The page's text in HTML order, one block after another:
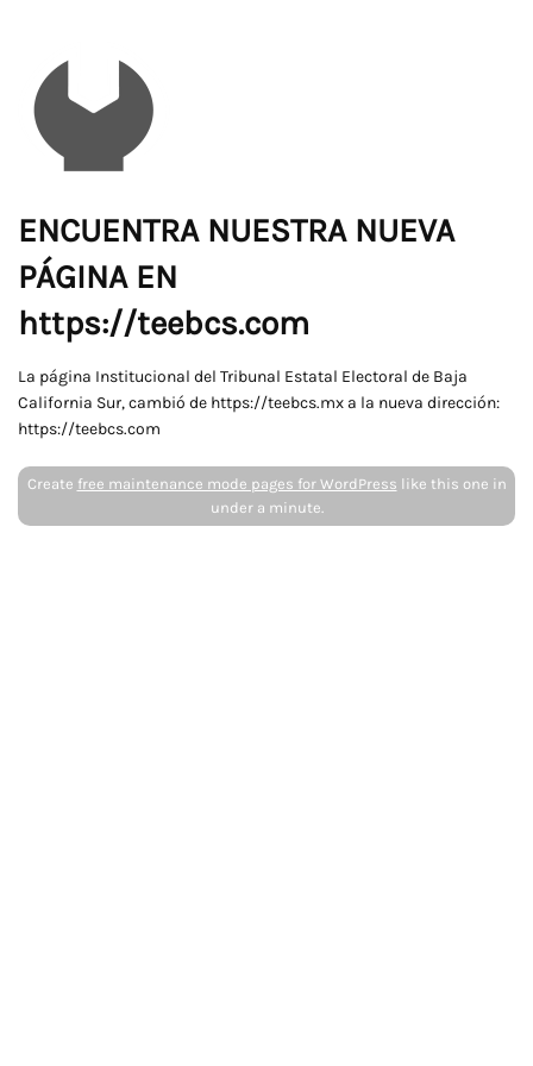
ENCUENTRA NUESTRA NUEVA
PÁGINA EN
https://teebcs.com
La página Institucional del Tribunal Estatal Electoral de Baja
California Sur, cambió de https://teebcs.mx a la nueva dirección:
https://teebcs.com
Create free maintenance mode pages for WordPress like this one in
under a minute.